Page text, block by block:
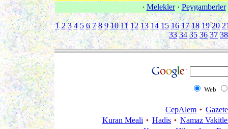
· Melekler· Peygamberler
1 2 3 4 5 6 7 8 9 10 11 12 13 14 15 16 17 18 19 20
33 34 35 36 37 38
Web
CepAlem
Kuran Meali
Hadis
Namaz